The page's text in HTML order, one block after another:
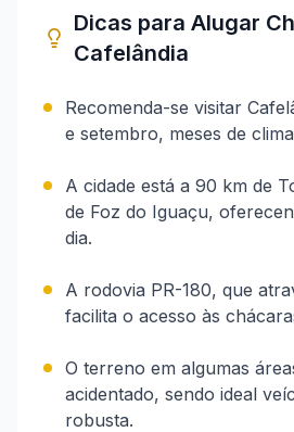
Dicas para Alugar
Cafelândia
Recomenda-se visitar
e setembro, meses de
A cidade está a 90 km de
de Foz do Iguaçu,
dia.
A rodovia PR-180, que
facilita o acesso às
O terreno em algumas
acidentado, sendo ideal
robusta.